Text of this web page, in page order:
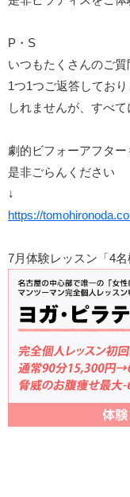
P・S
いつもたくさんのご質
1つ1つご返答してお
しれませんが、すべ
劇的ビフォーアフター
是非ごらんください
↓
https://
7月体験レッスン「4